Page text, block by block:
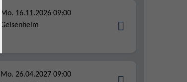
Mo. 16.11.2026 09:00
Geisenheim
Mo. 26.04.2027 09:00